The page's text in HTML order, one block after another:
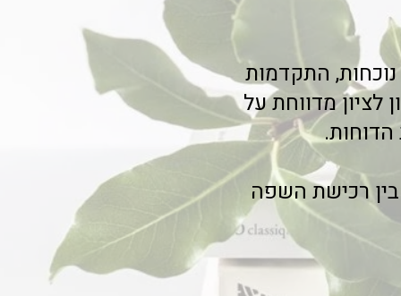
התקדמות
מדווחת על
רכישת השפה